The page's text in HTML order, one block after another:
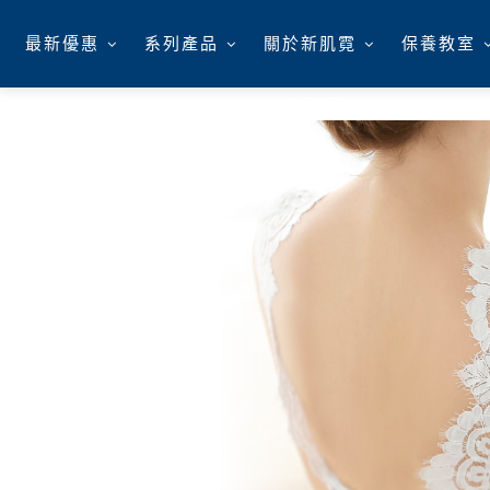
最新優惠 系列產品 關於新肌霓 保養教室